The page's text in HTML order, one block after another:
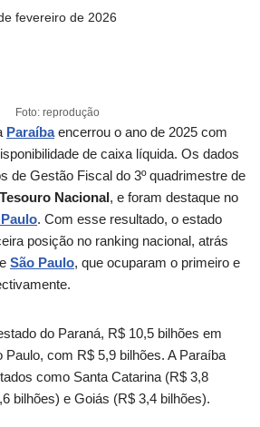
fevereiro de 2026
Foto: reprodução
Paraíbaencerrou o ano de 2025 com
de caixa líquida. Os dados
de Gestão Fiscal do 3º quadrimestre de
Tesouro Nacional, e foram destaque no
. Com esse resultado, o estado
posição no ranking nacional, atrás
São Paulo, que ocuparam o primeiro e
do Paraná, R$ 10,5 bilhões em
Paulo, com R$ 5,9 bilhões. A Paraíba
como Santa Catarina (R$ 3,8
bilhões) e Goiás (R$ 3,4 bilhões).